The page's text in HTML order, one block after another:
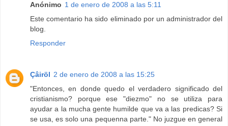
Anónimo 1 de enero de 2008 a las 5:11
Este comentario ha sido eliminado por un administrador del
blog.
Responder
Çâiröl 2 de enero de 2008 a las 15:25
"Entonces, en donde quedo el verdadero significado del
cristianismo? porque ese "diezmo" no se utiliza para
ayudar a la mucha gente humilde que va a las predicas? Si
se usa, es solo una pequenna parte." No juzgue en general